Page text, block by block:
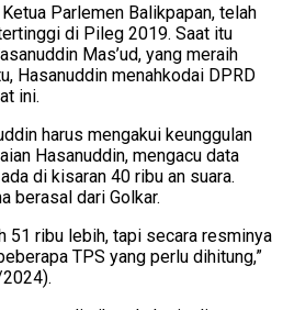
Parlemen Balikpapan, telah
di Pileg 2019. Saat itu
Mas’ud, yang meraih
Hasanuddin menahkodai DPRD
ini.
harus mengakui keunggulan
Hasanuddin, mengacu data
di kisaran 40 ribu an suara.
berasal dari Golkar.
51 ribu lebih, tapi secara resminya
TPS yang perlu dihitung,”